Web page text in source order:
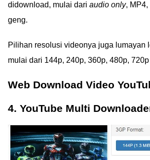
didownload, mulai dari audio only, MP4,
geng.
Pilihan resolusi videonya juga lumayan
mulai dari 144p, 240p, 360p, 480p,
Web Download Video
4. YouTube Multi